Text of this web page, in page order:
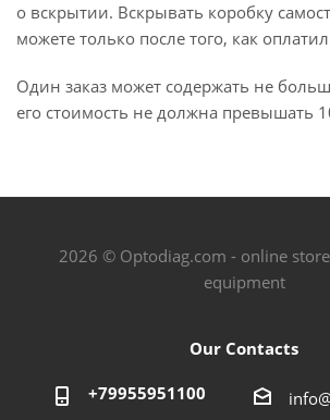
о вскрытии. Вскрывать коробку
можете только после того, как
Один заказ может содержать не
его стоимость не должна превышать
2026 © Optodiag.com - online
equipment
Our Contacts
+79955951100